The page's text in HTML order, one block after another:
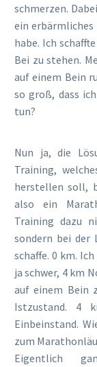
schmerzen.
ein
habe. Ich
Bei zu stehen.
auf einem Bein
so groß, dass
tun?
Nun ja, die
Training,
herstellen soll,
also ein
Training dazu
sondern bei der
schaffe. 0 km.
ja schwer, 4 km
auf einem Bein
Istzustand. 4
Einbeinstand.
zum
Eigentlich